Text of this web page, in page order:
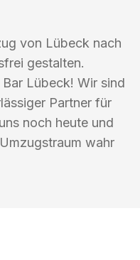
von Lübeck nach
gestalten.
Lübeck! Wir sind
Partner für
noch heute und
wahr